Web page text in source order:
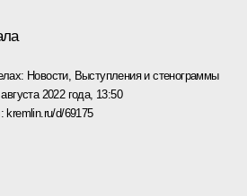
Новости, Выступления и стенограммы
2022 года, 13:50
kremlin.ru/d/69175